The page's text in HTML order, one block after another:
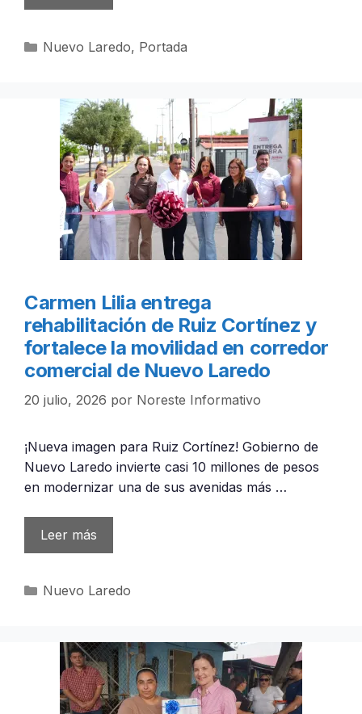
Categorías
Nuevo Laredo, Portada
Carmen Lilia entrega
rehabilitación de Ruiz Cortínez y
fortalece la movilidad en corredor
comercial de Nuevo Laredo
20 julio, 2026 por Noreste Informativo
¡Nueva imagen para Ruiz Cortínez! Gobierno de
Nuevo Laredo invierte casi 10 millones de pesos
en modernizar una de sus avenidas más …
Leer más
Categorías
Nuevo Laredo